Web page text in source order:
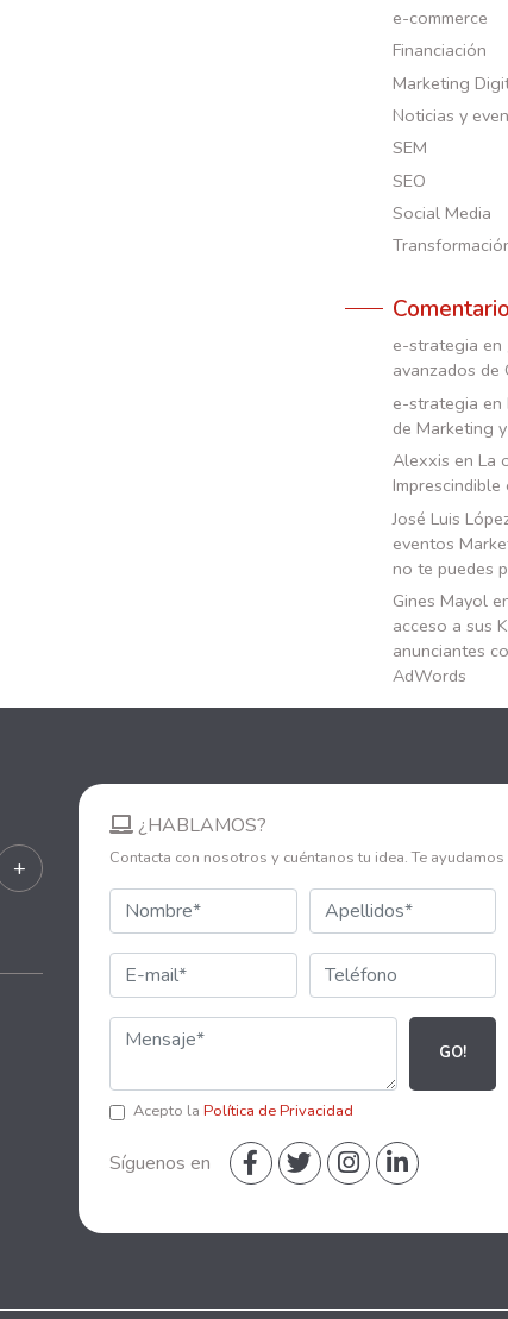
e-commerce
Financiación
Marketing
Noticias y
SEM
SEO
Social Media
e-strategia en
avanzados de
e-strategia en
de Marketing
Alexxis en La
José Luis
eventos
no te puedes
Gines Mayol
acceso a sus
anunciantes
AdWords
+
¿HABLAMOS?
Contacta con nosotros y cuéntanos tu idea. Te
GO!
Acepto la Política de Privacidad
Síguenos en